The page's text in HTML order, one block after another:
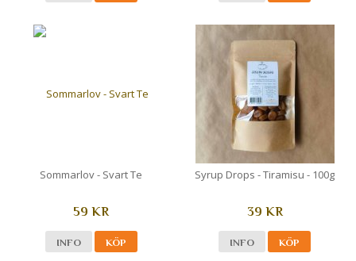
Sommarlov - Svart Te
59 KR
INFO KÖP
Syrup Drops - Tiramisu - 100g
39 KR
INFO KÖP